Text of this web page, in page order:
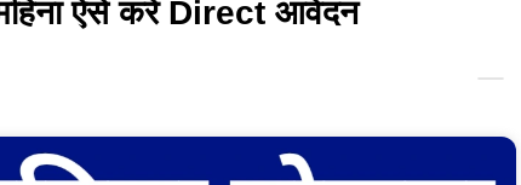
ऐसे करें Direct आवेदन